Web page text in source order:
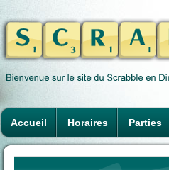
Accueil Horaires Parties